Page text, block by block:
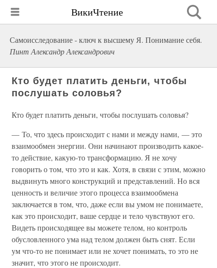
ВикиЧтение
Самоисследование - ключ к высшему Я. Понимание себя.
Пинт Александр Александрович
Кто будет платить деньги, чтобы
послушать соловья?
Кто будет платить деньги, чтобы послушать соловья?
— То, что здесь происходит с нами и между нами, — это
взаимообмен энергии. Они начинают производить какое-
то действие, какую-то трансформацию. Я не хочу
говорить о том, что это и как. Хотя, в связи с этим, можно
выдвинуть много конструкций и представлений. Но вся
ценность и величие этого процесса взаимообмена
заключается в том, что, даже если вы умом не понимаете,
как это происходит, ваше сердце и тело чувствуют его.
Видеть происходящее вы можете телом, но контроль
обусловленного ума над телом должен быть снят. Если
ум что-то не понимает или не хочет понимать, то это не
значит, что этого не происходит.